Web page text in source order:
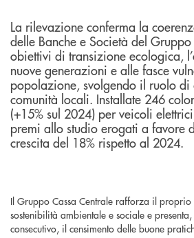
La rilevazione conferma la
delle Banche e Società del
obiettivi di transizione ecologica,
nuove generazioni e alle fasce
popolazione, svolgendo il ruolo di
comunità locali. Installate 246
(+15% sul 2024) per veicoli
premi allo studio erogati a favore
crescita del 18% rispetto al 2024.
Il Gruppo Cassa Centrale rafforza il
sostenibilità ambientale e sociale e
consecutivo, il censimento delle buone